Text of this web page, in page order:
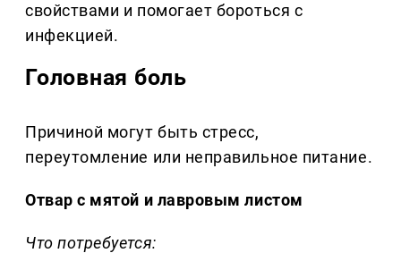
свойствами и помогает бороться с
инфекцией.
Головная боль
Причиной могут быть стресс,
переутомление или неправильное питание.
Отвар с мятой и лавровым листом
Что потребуется: